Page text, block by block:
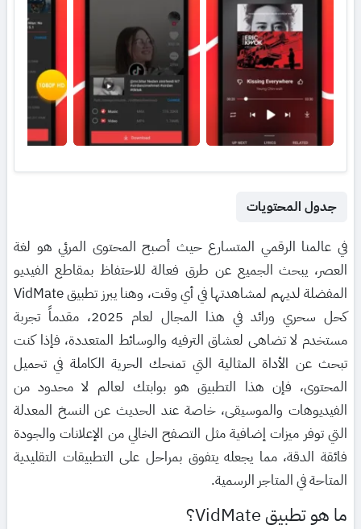
جدول المحتويات
في عالمنا الرقمي المتسارع حيث أصبح المحتوى المرئي هو لغة
العصر، يبحث الجميع عن طرق فعالة للاحتفاظ بمقاطع الفيديو
المفضلة لديهم لمشاهدتها في أي وقت، وهنا يبرز تطبيق VidMate
كحل سحري ورائد في هذا المجال لعام 2025، مقدماً تجربة
مستخدم لا تضاهى لعشاق الترفيه والوسائط المتعددة، فإذا كنت
تبحث عن الأداة المثالية التي تمنحك الحرية الكاملة في تحميل
المحتوى، فإن هذا التطبيق هو بوابتك لعالم لا محدود من
الفيديوهات والموسيقى، خاصة عند الحديث عن النسخ المعدلة
التي توفر ميزات إضافية مثل التصفح الخالي من الإعلانات والجودة
فائقة الدقة، مما يجعله يتفوق بمراحل على التطبيقات التقليدية
المتاحة في المتاجر الرسمية.
ما هو تطبيق VidMate؟